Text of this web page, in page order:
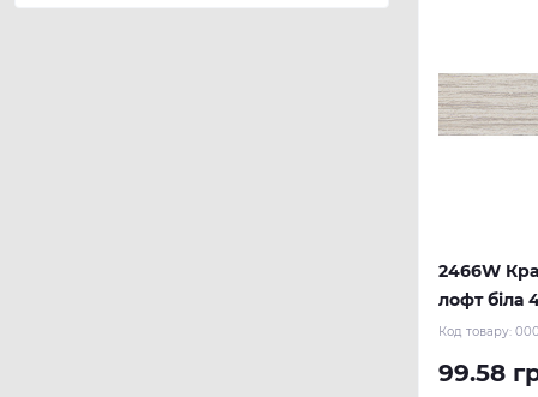
2466W
лофт біла
REHAU
Код товару:
99.58